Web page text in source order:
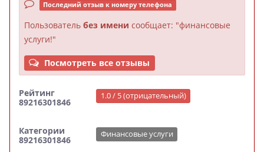
Последний отзыв к номеру телефона
Пользователь без имени сообщает: "финансовые
услуги!"
Посмотреть все отзывы
Рейтинг
89216301846
1.0 / 5 (отрицательный)
Категории
89216301846
Финансовые услуги